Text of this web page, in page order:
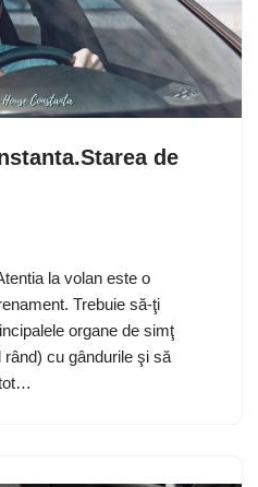
de
la volan este o
Trebuie să-ţi
organe de simţ
cu gândurile şi să